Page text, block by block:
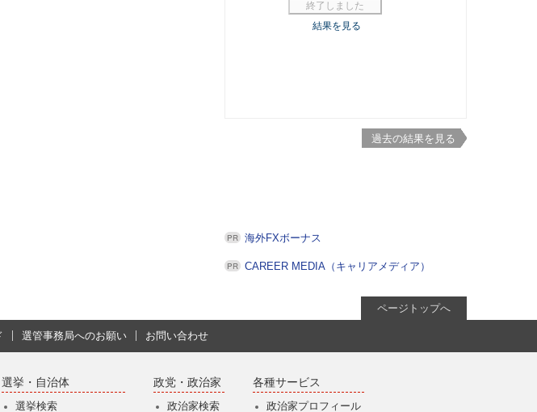
過去の結果を見る
海外FXボーナス
CAREER MEDIA（キャリアメディア）
ページトップへ
選管事務局へのお願い お問い合わせ
選挙・自治体
選挙検索
政党・政治家
政治家検索
各種サービス
政治家プロフィール